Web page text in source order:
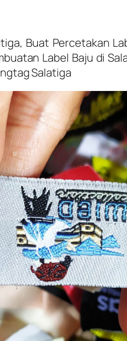
Buat Percetakan
Label Baju di
Salatiga